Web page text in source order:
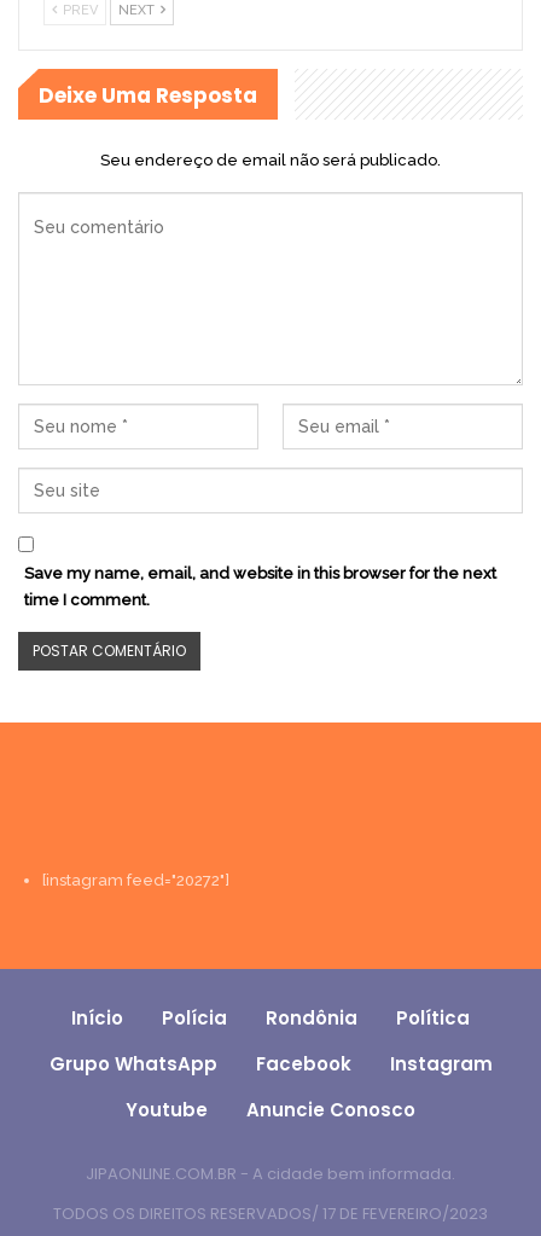
PREV NEXT
Deixe Uma Resposta
Seu endereço de email não será publicado.
Save my name, email, and website in this browser for the next
time I comment.
[instagram feed="20272"]
Início Polícia Rondônia
Política
Grupo WhatsApp
Facebook
Instagram
Youtube
Anuncie Conosco
JIPAONLINE.COM.BR - A cidade bem informada.
TODOS OS DIREITOS RESERVADOS/ 17 DE FEVEREIRO/2023